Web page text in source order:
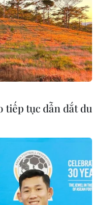
nhẹ
sỹ
điểm
mức
tiếp tục dẫn dắt du